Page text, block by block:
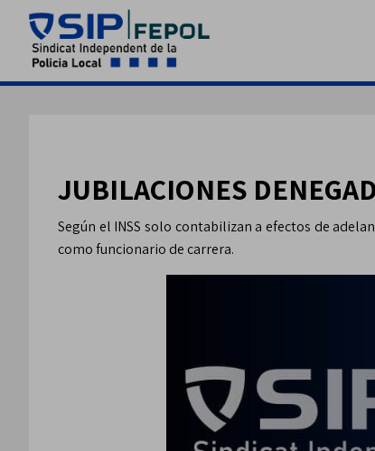
JUBILACIONES
Según el INSS solo contabilizan a efectos de
como funcionario de carrera.